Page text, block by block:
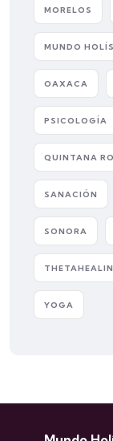
MORELOS
MUNDO
OAXACA
PSICOLOGÍA
QUINTANA
SANACIÓN
SONORA
YOGA